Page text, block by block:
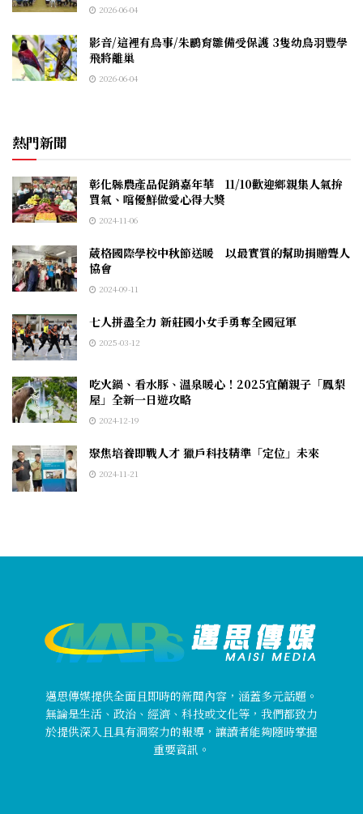
2026-06-04
影音/這裡有鳥事/朱鸝育雛備受保護 3隻幼鳥羽豐學
飛將離巢
2026-06-04
熱門新聞
彰化縣農產品促銷嘉年華 11/10歡迎鄉親集人氣拚
買氣、嚐優鮮做愛心得大獎
2024-11-06
葳格國際學校中秋節送暖 以最實質的幫助捐贈聾人
協會
2024-09-11
七人拼盡全力 新莊國小女手勇奪全國冠軍
2025-03-12
吃火鍋、看水豚、溫泉暖心！2025宜蘭親子「鳳梨
屋」全新一日遊攻略
2024-12-19
聚焦培養即戰人才 獵戶科技精準「定位」未來
2024-11-21
邁思傳媒提供全面且即時的新聞內容，涵蓋多元話題。
無論是生活、政治、經濟、科技或文化等，我們都致力
於提供深入且具有洞察力的報導，讓讀者能夠隨時掌握
重要資訊。